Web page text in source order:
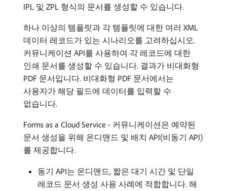
IPL 및 ZPL 형식의 문서를 생성할 수 있습니다.
하나 이상의 템플릿과 각 템플릿에 대한 여러 XML
데이터 레코드가 있는 시나리오를 고려하십시오.
커뮤니케이션 API를 사용하여 각 레코드에 대한
인쇄 문서를 생성할 수 있습니다. 결과가 비대화형
PDF 문서입니다. 비대화형 PDF 문서에서는
사용자가 해당 필드에 데이터를 입력할 수
없습니다.
Forms as a Cloud Service - 커뮤니케이션은 예약된
문서 생성을 위해 온디맨드 및 배치 API(비동기 API)
를 제공합니다.
동기 API는 온디맨드, 짧은 대기 시간 및 단일
레코드 문서 생성 사용 사례에 적합합니다. 해